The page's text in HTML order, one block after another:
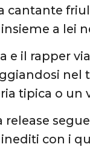
cantante
a lei
e il rapper
tipica o un
release
con i